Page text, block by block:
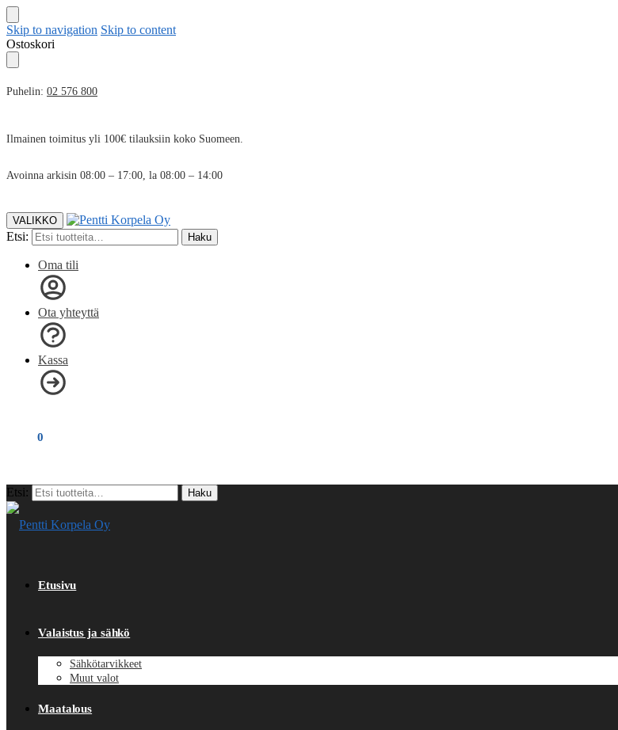
Skip to navigation Skip to content
Ostoskori
Puhelin: 02 576 800
Ilmainen toimitus yli 100€ tilauksiin koko Suomeen.
Avoinna arkisin 08:00 – 17:00, la 08:00 – 14:00
VALIKKO
Etsi: Haku
Oma tili
Ota yhteyttä
Kassa
0
Etsi: Haku
Etusivu
Valaistus ja sähkö
Sähkötarvikkeet
Muut valot
Maatalous